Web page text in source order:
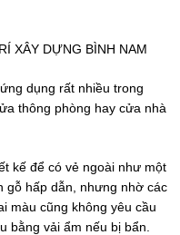
dụng rất nhiều trong
thông phòng hay cửa nhà
kế để có vẻ ngoài như một
gỗ hấp dẫn, nhưng nhờ các
màu cũng không yêu cầu
bằng vải ẩm nếu bị bẩn.